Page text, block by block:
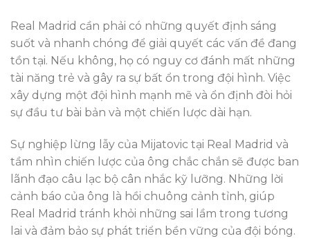
Real Madrid cần phải có những quyết định sáng
suốt và nhanh chóng để giải quyết các vấn đề đang
tồn tại. Nếu không, họ có nguy cơ đánh mất những
tài năng trẻ và gây ra sự bất ổn trong đội hình. Việc
xây dựng một đội hình mạnh mẽ và ổn định đòi hỏi
sự đầu tư bài bản và một chiến lược dài hạn.
Sự nghiệp lừng lẫy của Mijatovic tại Real Madrid và
tầm nhìn chiến lược của ông chắc chắn sẽ được ban
lãnh đạo câu lạc bộ cân nhắc kỹ lưỡng. Những lời
cảnh báo của ông là hồi chuông cảnh tỉnh, giúp
Real Madrid tránh khỏi những sai lầm trong tương
lai và đảm bảo sự phát triển bền vững của đội bóng.